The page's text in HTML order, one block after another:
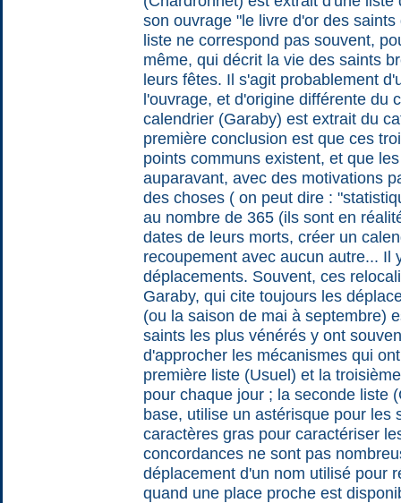
son ouvrage "le livre d'or des
liste ne correspond pas souvent,
même, qui décrit la vie des saints
leurs fêtes. Il s'agit probablement
l'ouvrage, et d'origine différente du
calendrier (Garaby) est extrait du
première conclusion est que ces
points communs existent, et que
auparavant, avec des motivations
des choses ( on peut dire :
au nombre de 365 (ils sont en
dates de leurs morts, créer un
recoupement avec aucun autre... Il
déplacements. Souvent, ces
Garaby, qui cite toujours les
(ou la saison de mai à septembre)
saints les plus vénérés y ont
d'approcher les mécanismes qui
première liste (Usuel) et la
pour chaque jour ; la seconde liste
base, utilise un astérisque pour les
caractères gras pour caractériser
concordances ne sont pas
déplacement d'un nom utilisé pour
quand une place proche est